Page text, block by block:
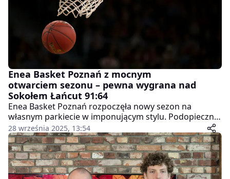
Enea Basket Poznań z mocnym
otwarciem sezonu – pewna wygrana nad
Sokołem Łańcut 91:64
Enea Basket Poznań rozpoczęła nowy sezon na
własnym parkiecie w imponującym stylu. Podopieczni
Marcina Klozińskiego pokonali brązowego medalistę
poprzednich rozgrywek Pekao S.A. 1. Ligi Mężczyzn –
Solverę Sokół Łańcut – aż 91:64.
28 września 2025, 13:54